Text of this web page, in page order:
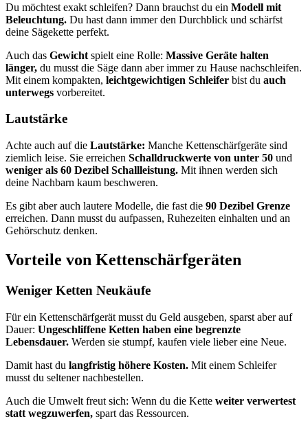
Du möchtest exakt schleifen? Dann brauchst du ein Modell mit
Beleuchtung. Du hast dann immer den Durchblick und schärfst
deine Sägekette perfekt.
Auch das Gewicht spielt eine Rolle: Massive Geräte halten
länger, du musst die Säge dann aber immer zu Hause nachschleifen.
Mit einem kompakten, leichtgewichtigen Schleifer bist du auch
unterwegs vorbereitet.
Lautstärke
Achte auch auf die Lautstärke: Manche Kettenschärfgeräte sind
ziemlich leise. Sie erreichen Schalldruckwerte von unter 50 und
weniger als 60 Dezibel Schallleistung. Mit ihnen werden sich
deine Nachbarn kaum beschweren.
Es gibt aber auch lautere Modelle, die fast die 90 Dezibel Grenze
erreichen. Dann musst du aufpassen, Ruhezeiten einhalten und an
Gehörschutz denken.
Vorteile von Kettenschärfgeräten
Weniger Ketten Neukäufe
Für ein Kettenschärfgerät musst du Geld ausgeben, sparst aber auf
Dauer: Ungeschliffene Ketten haben eine begrenzte
Lebensdauer. Werden sie stumpf, kaufen viele lieber eine Neue.
Damit hast du langfristig höhere Kosten. Mit einem Schleifer
musst du seltener nachbestellen.
Auch die Umwelt freut sich: Wenn du die Kette weiter verwertest
statt wegzuwerfen, spart das Ressourcen.